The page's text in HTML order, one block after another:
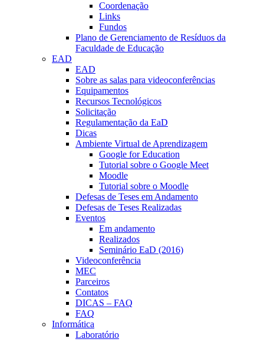
Coordenação
Links
Fundos
Plano de Gerenciamento de Resíduos da
Faculdade de Educação
EAD
EAD
Sobre as salas para videoconferências
Equipamentos
Recursos Tecnológicos
Solicitação
Regulamentação da EaD
Dicas
Ambiente Virtual de Aprendizagem
Google for Education
Tutorial sobre o Google Meet
Moodle
Tutorial sobre o Moodle
Defesas de Teses em Andamento
Defesas de Teses Realizadas
Eventos
Em andamento
Realizados
Seminário EaD (2016)
Videoconferência
MEC
Parceiros
Contatos
DICAS – FAQ
FAQ
Informática
Laboratório